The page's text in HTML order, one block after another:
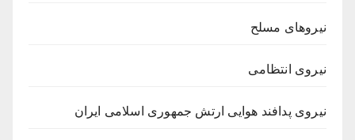
نیروهای مسلح
نیروی انتظامی
نیروی پدافند هوایی ارتش جمهوری اسلامی ایران